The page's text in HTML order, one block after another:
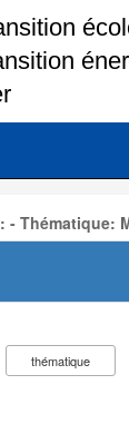
- Thématique:
thématique